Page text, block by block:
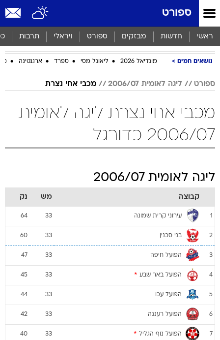
ספורט
ראשי חדשות מבזקים ספורט ויראלי תרבות
נושאים חמים מונדיאל 2026 ליאונל מסי ספרד ארגנטינה
ספורט ליגה לאומית 2006/07 מכבי אחי נצרת
מכבי אחי נצרת ליגה לאומית
2006/07 כדורגל
ליגה לאומית 2006/07
קבוצה מש נק
1 עירוני קרית שמונה 33
64
2 בני סכנין 33
60
3 הפועל חיפה 33
47
4 הפועל באר שבע *
33
45
5 הפועל עכו 33
44
6 הפועל רעננה 33
42
7 הפועל נוף הגליל *
33
40